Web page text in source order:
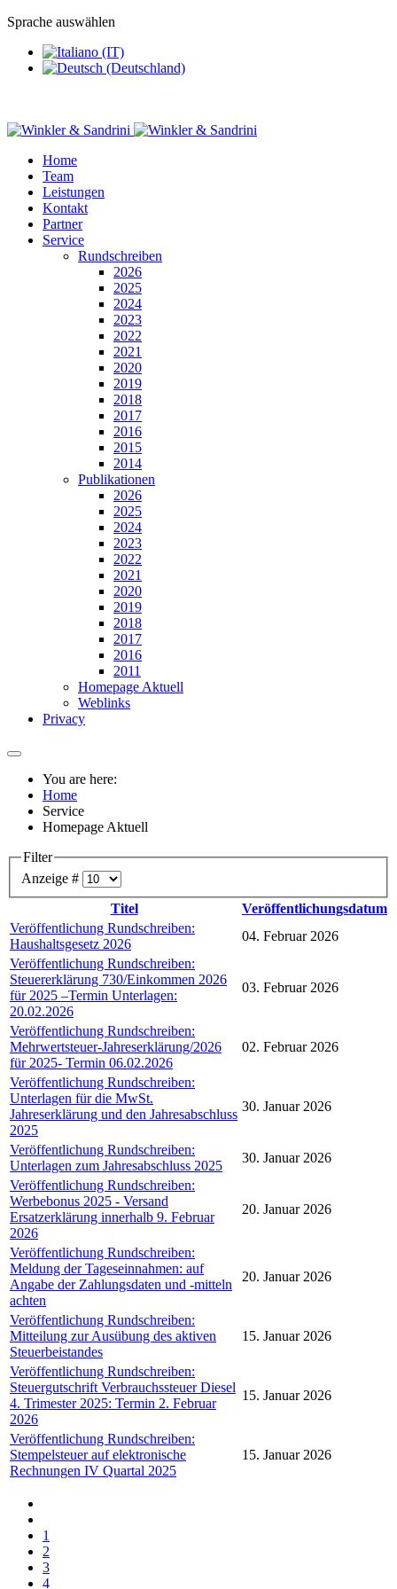
Sprache auswählen
Home
Team
Leistungen
Kontakt
Partner
Service
Rundschreiben
2026
2025
2024
2023
2022
2021
2020
2019
2018
2017
2016
2015
2014
Publikationen
2026
2025
2024
2023
2022
2021
2020
2019
2018
2017
2016
2011
Homepage Aktuell
Weblinks
Privacy
You are here:
Home
Service
Homepage Aktuell
Filter
Anzeige #
Titel
Veröffentlichungsdatum
Veröffentlichung Rundschreiben:
Haushaltsgesetz 2026
04. Februar 2026
Veröffentlichung Rundschreiben:
Steuererklärung 730/Einkommen 2026
für 2025 –Termin Unterlagen:
20.02.2026
03. Februar 2026
Veröffentlichung Rundschreiben:
Mehrwertsteuer-Jahreserklärung/2026
für 2025- Termin 06.02.2026
02. Februar 2026
Veröffentlichung Rundschreiben:
Unterlagen für die MwSt.
Jahreserklärung und den Jahresabschluss
2025
30. Januar 2026
Veröffentlichung Rundschreiben:
Unterlagen zum Jahresabschluss 2025
30. Januar 2026
Veröffentlichung Rundschreiben:
Werbebonus 2025 - Versand
Ersatzerklärung innerhalb 9. Februar
2026
20. Januar 2026
Veröffentlichung Rundschreiben:
Meldung der Tageseinnahmen: auf
Angabe der Zahlungsdaten und -mitteln
achten
20. Januar 2026
Veröffentlichung Rundschreiben:
Mitteilung zur Ausübung des aktiven
Steuerbeistandes
15. Januar 2026
Veröffentlichung Rundschreiben:
Steuergutschrift Verbrauchssteuer Diesel
4. Trimester 2025: Termin 2. Februar
2026
15. Januar 2026
Veröffentlichung Rundschreiben:
Stempelsteuer auf elektronische
Rechnungen IV Quartal 2025
15. Januar 2026
1
2
3
4